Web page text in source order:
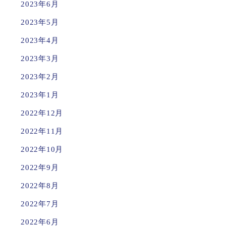
2023年6月
2023年5月
2023年4月
2023年3月
2023年2月
2023年1月
2022年12月
2022年11月
2022年10月
2022年9月
2022年8月
2022年7月
2022年6月